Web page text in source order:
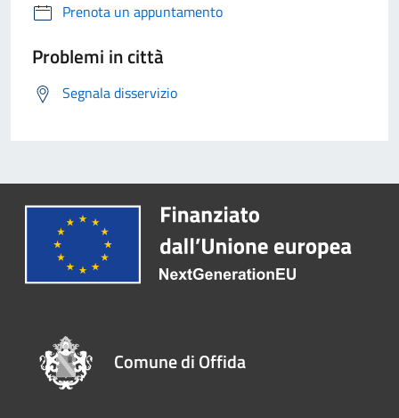
Prenota un appuntamento
Problemi in città
Segnala disservizio
Comune di Offida